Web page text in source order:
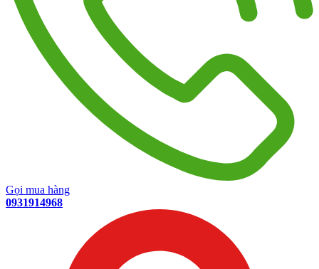
Gọi mua hàng
0931914968